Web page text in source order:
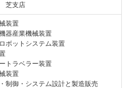
芝支店
装置
器産業機械装置
ボットシステム装置
トラベラー装置
装置
制御・システム設計と製造販売